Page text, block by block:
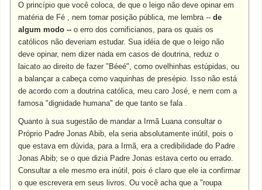
O princípio que você coloca, de que o leigo não deve opinar em
matéria de Fé , nem tomar posição pública, me lembra --de
algum modo -- o erro dos cornificianos, para os quais os
católicos não deveriam estudar. Sua idéia de que o leigo não
deve opinar, nem dizer nada em casos de doutrina, reduz o
laicato ao direito de fazer "Béeé", como ovelhinhas estúpidas, ou
a balançar a cabeça como vaquinhas de presépio. Isso não está
de acordo com a doutrina católica, meu caro José, e nem com a
famosa "dignidade humana" de que tanto se fala .
Quanto à sua sugestão de mandar a Irmã Luana consultar o
Próprio Padre Jonas Abib, ela seria absolutamente inútil, pois o
que estava em dúvida, para a Irmã, era a credibilidade do Padre
Jonas Abib; se o que dizia Padre Jonas estava certo ou errado.
Consultar a ele mesmo era inútil, pois é claro que ele ia confirmar
o que escrevera em seus livros. Ou você acha que a "roupa